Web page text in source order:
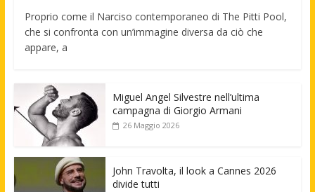
Proprio come il Narciso contemporaneo di The Pitti Pool,
che si confronta con un’immagine diversa da ciò che
appare, a
Miguel Angel Silvestre nell’ultima
campagna di Giorgio Armani
26 Maggio 2026
John Travolta, il look a Cannes 2026
divide tutti